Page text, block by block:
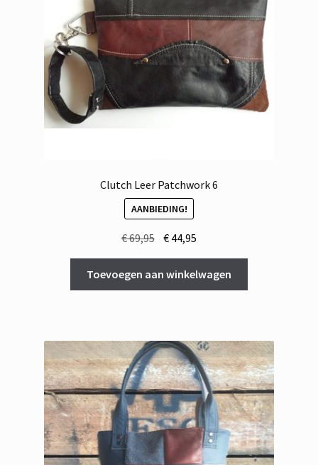
Clutch Leer Patchwork 6
AANBIEDING!
€69,95 Oorspronkelijke
was:
€ 69,95.
€ 44,95
is:
€ 44,95.
Toevoegen aan winkelwagen